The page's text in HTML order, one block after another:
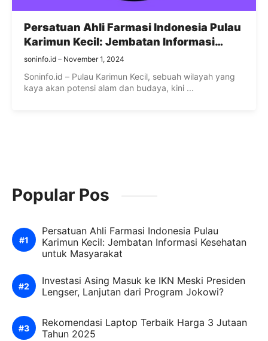
Persatuan Ahli Farmasi Indonesia Pulau
Karimun Kecil: Jembatan Informasi
Kesehatan untuk Masyarakat
soninfo.id November 1, 2024
Soninfo.id – Pulau Karimun Kecil, sebuah wilayah yang
kaya akan potensi alam dan budaya, kini ...
Popular Pos
Persatuan Ahli Farmasi Indonesia Pulau
Karimun Kecil: Jembatan Informasi Kesehatan
untuk Masyarakat
Investasi Asing Masuk ke IKN Meski Presiden
Lengser, Lanjutan dari Program Jokowi?
Rekomendasi Laptop Terbaik Harga 3 Jutaan
Tahun 2025